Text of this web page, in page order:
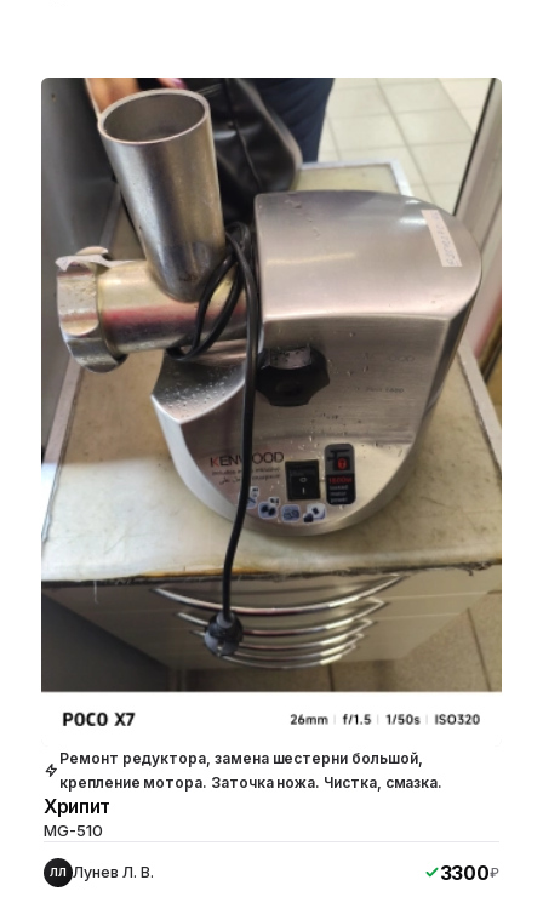
Ремонт редуктора, замена шестерни большой,
крепление мотора. Заточка ножа. Чистка, смазка.
Хрипит
MG-510
ЛЛ Лунев Л. В. 3300₽